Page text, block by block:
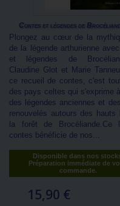
Contes et légendes de
Plongez au cœur de la
de la légende arthurienne
et légendes de
Claudine Glot et Marie
ce recueil de contes, c'est
des pays celtes qui s'exprime
des légendes anciennes et
renouvelés autours des hauts
la forêt de Brocéliande.Ce
contes bénéficie de nos...
Disponible dans nos
Préparation immédiate de
commande.
15,90 €